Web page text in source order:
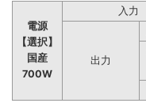
電源
【選択】
国産
700W
入力
出力